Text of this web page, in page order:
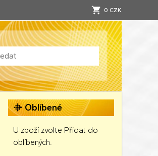
0 CZK
Oblíbené
U zboží zvolte Přidat do
oblíbených.